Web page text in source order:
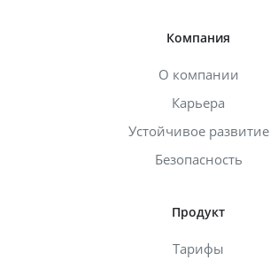
Компания
О компании
Карьера
Устойчивое развитие
Безопасность
Продукт
Тарифы